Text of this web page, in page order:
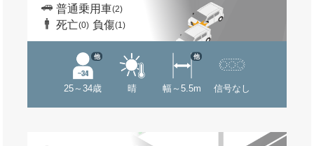
普通乗用車(2)
死亡(0) 負傷(1)
25～34歳
他
晴 幅～5.5m
他
信号なし